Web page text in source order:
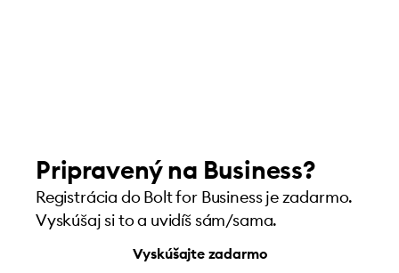
Pripravený na Business?
Registrácia do Bolt for Business je zadarmo.
Vyskúšaj si to a uvidíš sám/sama.
Vyskúšajte zadarmo